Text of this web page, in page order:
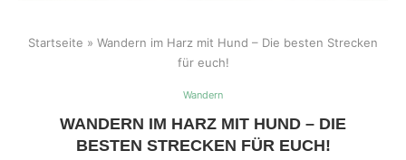
Startseite » Wandern im Harz mit Hund – Die besten Strecken
für euch!
Wandern
WANDERN IM HARZ MIT HUND – DIE
BESTEN STRECKEN FÜR EUCH!